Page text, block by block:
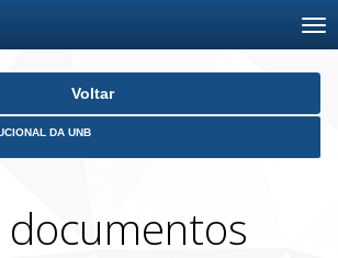
Voltar
DA UNB
documentos